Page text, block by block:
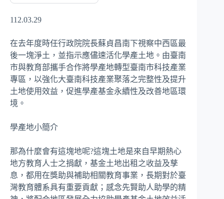
112.03.29
在去年度時任行政院院長蘇貞昌南下視察中西區最
後一塊淨土，並指示應儘速活化學產土地。由臺南
市與教育部攜手合作將學產地轉型臺南市科技產業
專區，以強化大臺南科技產業聚落之完整性及提升
土地使用效益，促進學產基金永續性及改善地區環
境。
學產地小簡介
那為什麼會有這塊地呢?這塊土地是來自早期熱心
地方教育人士之捐獻，基金土地出租之收益及孳
息，都用在獎助與補助相關教育事業，長期對於臺
灣教育體系具有重要貢獻；感念先賢助人助學的精